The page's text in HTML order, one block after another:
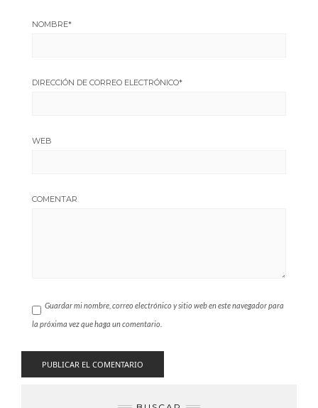
NOMBRE*
DIRECCIÓN DE CORREO ELECTRÓNICO*
WEB
COMENTAR
Guardar mi nombre, correo electrónico y sitio web en este navegador para
la próxima vez que haga un comentario.